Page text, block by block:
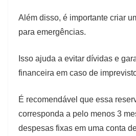
Além disso, é importante criar
para emergências.
Isso ajuda a evitar dívidas e
financeira em caso de
É recomendável que essa
corresponda a pelo menos 3
despesas fixas em uma conta